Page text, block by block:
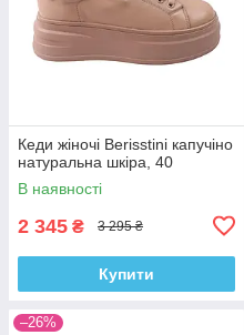
Кеди жіночі Berisstini капучіно
натуральна шкіра, 40
В наявності
2 345 ₴ 3 295 ₴
Купити
–26%